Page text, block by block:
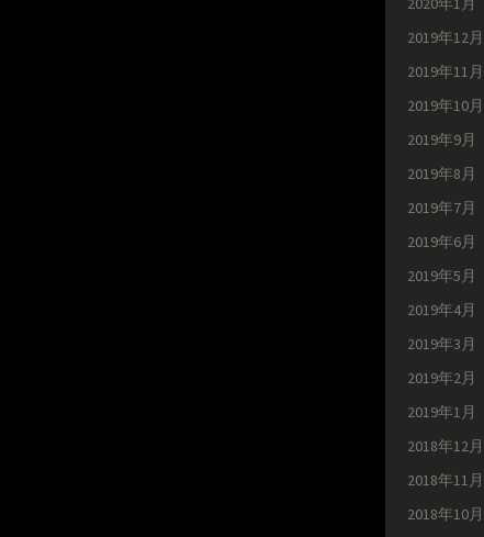
2019年12月
2019年11月
2019年10月
2019年9月
2019年8月
2019年7月
2019年6月
2019年5月
2019年4月
2019年3月
2019年2月
2019年1月
2018年12月
2018年11月
2018年10月